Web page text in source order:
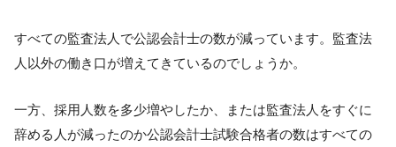
すべての監査法人で公認会計士の数が減っています。監査法
人以外の働き口が増えてきているのでしょうか。
一方、採用人数を多少増やしたか、または監査法人をすぐに
辞める人が減ったのか公認会計士試験合格者の数はすべての